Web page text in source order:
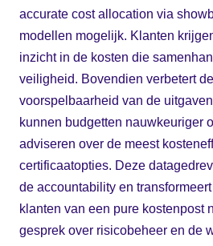
accurate cost allocation via
modellen mogelijk. Klanten
inzicht in de kosten die
veiligheid. Bovendien verbetert
voorspelbaarheid van de
kunnen budgetten nauwkeuriger
adviseren over de meest
certificaatopties. Deze
de accountability en
klanten van een pure kostenpost
gesprek over risicobeheer en de